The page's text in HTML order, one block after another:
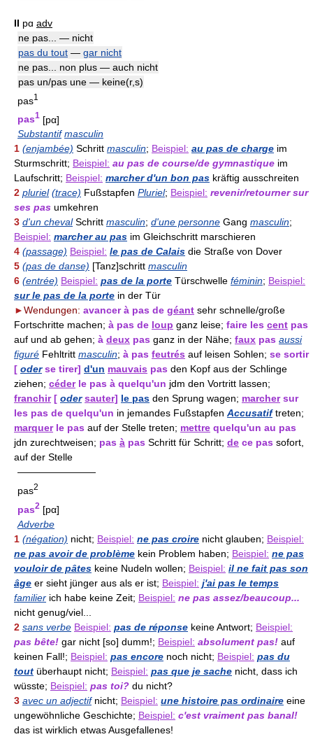
II pɑ adv
ne pas... — nicht
pas du tout — gar nicht
ne pas... non plus — auch nicht
pas un/pas une — keine(r,s)
pas1
pas1 [pα]
Substantif masculin
1 (enjambée) Schritt masculin; Beispiel: au pas de charge im
Sturmschritt; Beispiel: au pas de course/de gymnastique im
Laufschritt; Beispiel: marcher d'un bon pas kräftig ausschreiten
2 pluriel (trace) Fußstapfen Pluriel; Beispiel: revenir/retourner sur
ses pas umkehren
3 d'un chevalSchritt masculin; d'une personne Gang masculin;
Beispiel: marcher au pas im Gleichschritt marschieren
4 (passage) Beispiel: le pas de Calais die Straße von Dover
5 (pas de danse) [Tanz]schritt masculin
6 (entrée) Beispiel: pas de la porte Türschwelle féminin; Beispiel:
sur le pas de la porte in der Tür
►Wendungen: avancer à pas de géant sehr schnelle/große
Fortschritte machen; à pas de loup ganz leise; faire les cent pas
auf und ab gehen; à deux pas ganz in der Nähe; faux pas aussi
figuré Fehltritt masculin; à pas feutrés auf leisen Sohlen; se sortir
[ oderse tirer] d'un mauvais pas den Kopf aus der Schlinge
ziehen; céderle pas à quelqu'un jdm den Vortritt lassen;
franchir [ oder sauter] le pas den Sprung wagen; marchersur
les pas de quelqu'un in jemandes Fußstapfen Accusatiftreten;
marquerle pas auf der Stelle treten; mettre quelqu'un au pas
jdn zurechtweisen; pas à pas Schritt für Schritt; de ce pas sofort,
auf der Stelle
————————
pas2
pas2 [pα]
Adverbe
1 (négation) nicht; Beispiel: ne pas croire nicht glauben; Beispiel:
ne pas avoir de problème kein Problem haben; Beispiel: ne pas
vouloir de pâtes keine Nudeln wollen; Beispiel: il ne fait pas son
âge er sieht jünger aus als er ist; Beispiel: j'ai pas le temps
familier ich habe keine Zeit; Beispiel: ne pas assez/beaucoup...
nicht genug/viel...
2 sans verbe Beispiel: pas de réponse keine Antwort; Beispiel:
pas bête! gar nicht [so] dumm!; Beispiel: absolument pas! auf
keinen Fall!; Beispiel: pas encore noch nicht; Beispiel: pas du
tout überhaupt nicht; Beispiel: pas que je sache nicht, dass ich
wüsste; Beispiel: pas toi? du nicht?
3 avec un adjectifnicht; Beispiel: une histoire pas ordinaire eine
ungewöhnliche Geschichte; Beispiel: c'est vraiment pas banal!
das ist wirklich etwas Ausgefallenes!